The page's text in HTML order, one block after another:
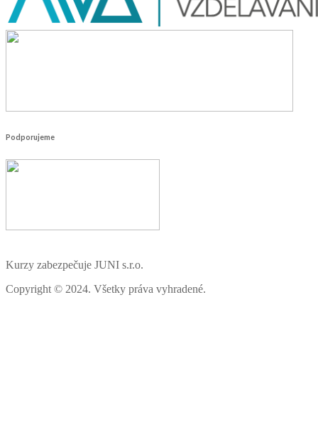
Podporujeme
Kurzy zabezpečuje JUNI s.r.o.
Copyright © 2024. Všetky práva vyhradené.